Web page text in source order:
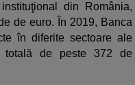
din România,
de euro. În 2019, Banca
în diferite sectoare ale
totală de peste 372 de